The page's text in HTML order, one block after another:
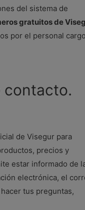
del sistema de
gratuitos de
por el personal
contacto.
de Visegur para
precios y
estar informado de
electrónica, el
tus preguntas,